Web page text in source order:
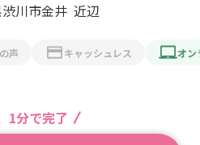
川市金井  近辺
声 キャッシュレス オン
1分で完了